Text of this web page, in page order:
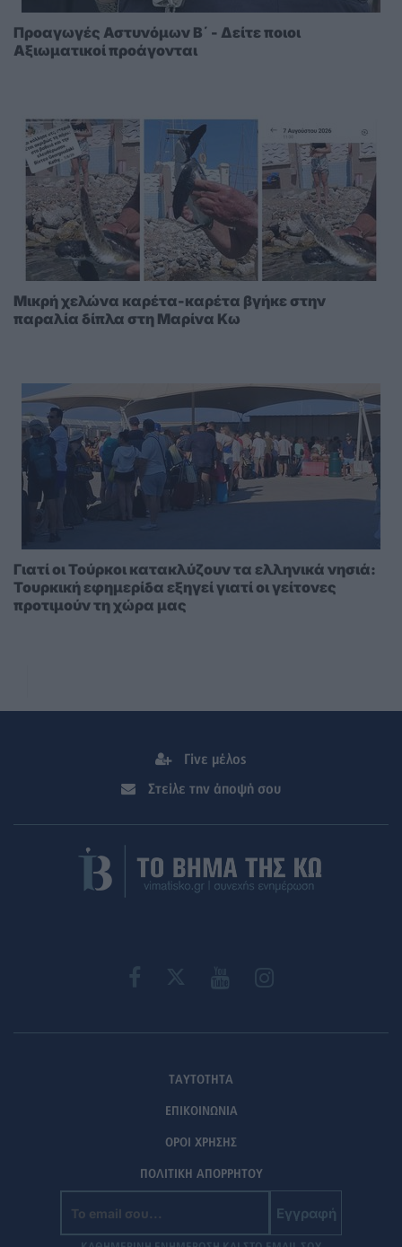
Προαγωγές Αστυνόμων Β΄ - Δείτε ποιοι
Αξιωματικοί προάγονται
Μικρή χελώνα καρέτα-καρέτα βγήκε στην
παραλία δίπλα στη Μαρίνα Κω
Γιατί οι Τούρκοι κατακλύζουν τα ελληνικά νησιά:
Τουρκική εφημερίδα εξηγεί γιατί οι γείτονες
προτιμούν τη χώρα μας
Γίνε μέλος
Στείλε την άποψή σου
ΤΑΥΤΟΤΗΤΑ
ΕΠΙΚΟΙΝΩΝΙΑ
ΟΡΟΙ ΧΡΗΣΗΣ
ΠΟΛΙΤΙΚΗ ΑΠΟΡΡΗΤΟΥ
Εγγραφή